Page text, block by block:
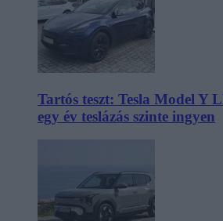
Tartós teszt: Tesla Model Y
egy év teslázás szinte ingyen